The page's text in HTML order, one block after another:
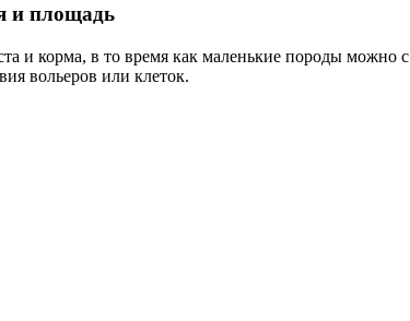
и площадь
и корма, в то время как маленькие породы можно
вольеров или клеток.